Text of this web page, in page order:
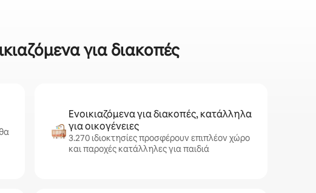
για διακοπές
Ενοικιαζόμενα για διακοπές, κατάλληλα
για οικογένειες
3.270 ιδιοκτησίες προσφέρουν επιπλέον χώρο
και παροχές κατάλληλες για παιδιά